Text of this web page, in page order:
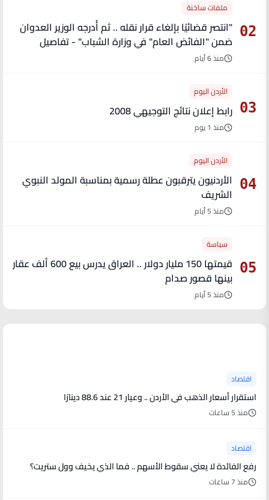
02
ملفات ساخنة
"انتصر قضائيًا بإلغاء قرار نقله .. ثم أُدرجه الوزير العدوان
ضمن "الفائض العام" في وزارة الشباب" - تفاصيل
منذ 6 أيام
03
الأردن اليوم
رابط إعلان نتائج التوجيهي 2008
منذ 1 يوم
04
الأردن اليوم
الأردنيون يترقبون عطلة رسمية بمناسبة المولد النبوي
الشريف
منذ 5 أيام
05
سياسة
قيمتها 150 مليار دولار .. العراق يدرس بيع 600 ألف عقار
بينها قصور صدام
منذ 5 أيام
اقتصاد
استقرار أسعار الذهب في الأردن .. وعيار 21 عند 88.6 دينارًا
منذ 5 ساعات
اقتصاد
رفع الفائدة لا يعني سقوط الأسهم .. فما الذي يخيف وول ستريت؟
منذ 7 ساعات